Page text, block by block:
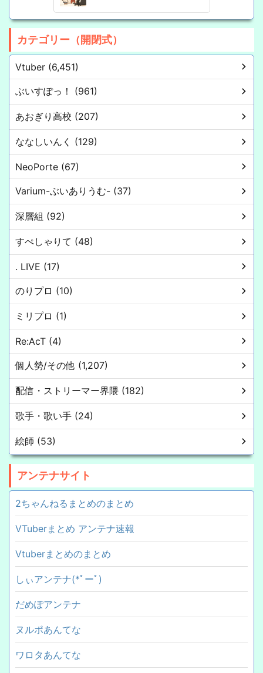
カテゴリー（開閉式）
Vtuber (6,451)
ぶいすぽっ！ (961)
あおぎり高校 (207)
ななしいんく (129)
NeoPorte (67)
Varium-ぶいありうむ- (37)
深層組 (92)
すぺしゃりて (48)
. LIVE (17)
のりプロ (10)
ミリプロ (1)
Re:AcT (4)
個人勢/その他 (1,207)
配信・ストリーマー界隈 (182)
歌手・歌い手 (24)
絵師 (53)
アンテナサイト
2ちゃんねるまとめのまとめ
VTuberまとめ アンテナ速報
Vtuberまとめのまとめ
しぃアンテナ(*ﾟーﾟ)
だめぽアンテナ
ヌルポあんてな
ワロタあんてな